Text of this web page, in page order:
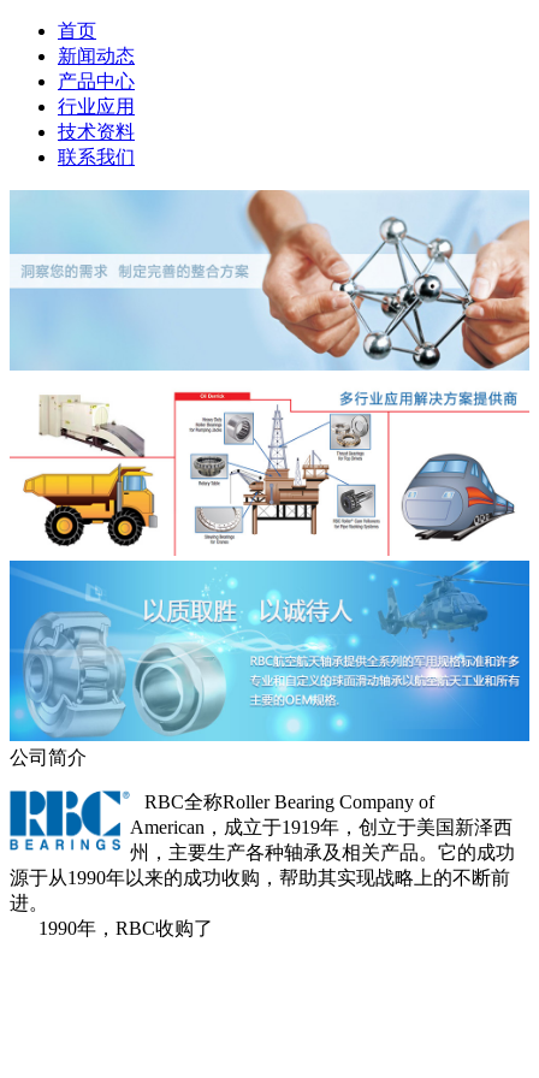
首页
新闻动态
产品中心
行业应用
技术资料
联系我们
公司简介
RBC全称Roller Bearing Company of
American，成立于1919年，创立于美国新泽西
州，主要生产各种轴承及相关产品。它的成功
源于从1990年以来的成功收购，帮助其实现战略上的不断前
进。
1990年，RBC收购了